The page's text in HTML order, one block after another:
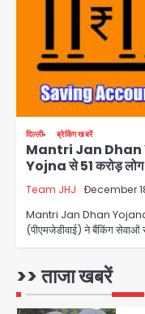
दिल्ली ब्रेकिंग खबरें
Mantri Jan Dhan
Yojna से 51 करोड़ लोग
Team JHJ December
Mantri Jan Dhan Yojana:
(पीएमजेडीवाई) ने बैंकिंग
>> ताजा खबरें
4
1